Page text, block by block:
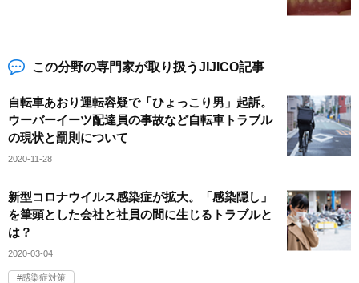
この分野の専門家が取り扱うJIJICO記事
自転車あおり運転容疑で「ひょっこり男」起訴。
ウーバーイーツ配達員の事故など自転車トラブル
の現状と罰則について
2020-11-28
新型コロナウイルス感染症が拡大。「感染隠し」
を筆頭とした会社と社員の間に生じるトラブルと
は？
2020-03-04
感染症対策